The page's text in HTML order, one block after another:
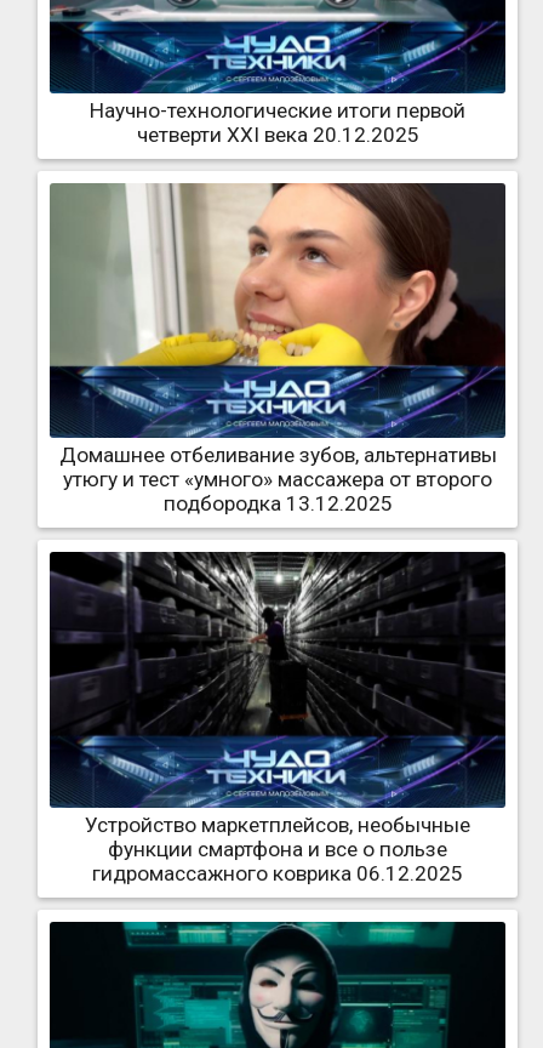
Научно-технологические итоги первой
четверти XXI века 20.12.2025
Домашнее отбеливание зубов, альтернативы
утюгу и тест «умного» массажера от второго
подбородка 13.12.2025
Устройство маркетплейсов, необычные
функции смартфона и все о пользе
гидромассажного коврика 06.12.2025